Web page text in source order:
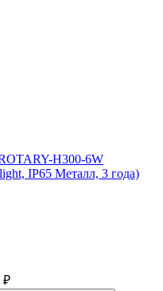
H300-6W
IP65 Металл, 3 года)
₽